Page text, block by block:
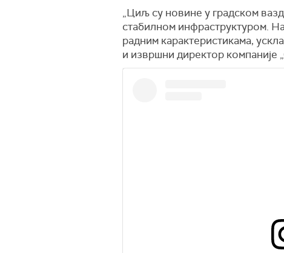
„Циљ су новине у градском
стабилном инфраструктуром.
радним карактеристикама,
и извршни директор компаније